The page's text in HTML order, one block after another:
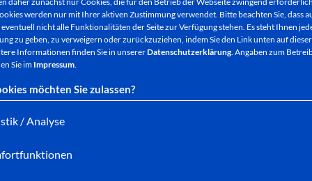
werden nur mit Ihrer aktiven Zustimmung verwendet. Bitte beachten Sie, dass
nicht alle Funktionalitäten der Seite zur Verfügung stehen. Es steht Ihnen
zu geben, zu verweigern oder zurückzuziehen, indem Sie den Link unten auf
Informationen finden Sie in unsererDatenschutzerklärung. Angaben zum
Sie im Impressum.
möchten Sie zulassen?
/ Analyse
Bürgermeisterin Anke Hofmann hat Kontakt zu
aufgenommen und freut sich, dass mit dem Start
mitmachen. Dies sind die Restaurants Naxos,
Brotladen, zwei Standorte der Eisdiele Pergola an
Eiscafé Nuova Venezia in der Breitenstraße. Zur
Kurhaus sowie die Behindertentoilette an der
Anke Hofmann sieht in der „Netten Toilette“ eine